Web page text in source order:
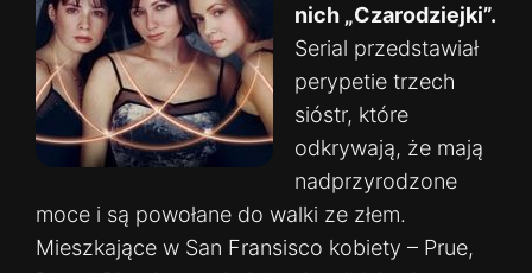
nich „Czarodziejki”.
Serial przedstawiał
perypetie trzech
sióstr, które
odkrywają, że mają
nadprzyrodzone
moce i są powołane do walki ze złem.
Mieszkające w San Fransisco kobiety – Prue,